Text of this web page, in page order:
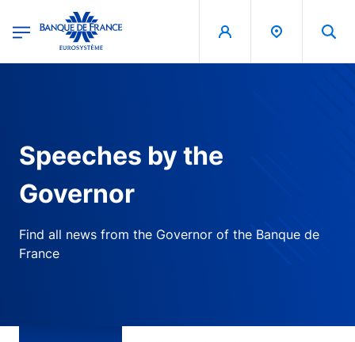
Banque de France - Menu Principal
Speeches by the
Governor
Find all news from the Governor of the Banque de
France